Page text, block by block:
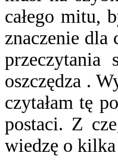
całego mitu,
znaczenie
przeczytania
oszczędza .
czytałam tę
postaci. Z
wiedzę o